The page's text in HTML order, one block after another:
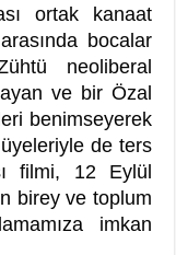
ortak kanaat
bocalar
neoliberal
ve bir Özal
benimseyerek
de ters
filmi, 12 Eylül
birey ve toplum
imkan